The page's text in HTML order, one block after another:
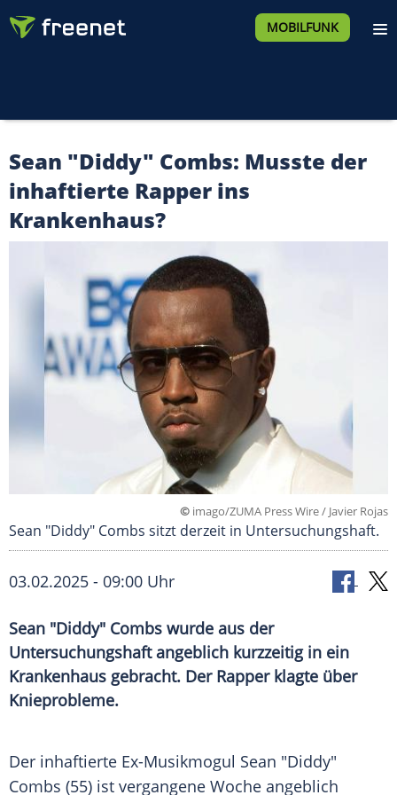
MOBILFUNK
Sean "Diddy" Combs: Musste der
inhaftierte Rapper ins
Krankenhaus?
© imago/ZUMA Press Wire / Javier Rojas
Sean "Diddy" Combs sitzt derzeit in Untersuchungshaft.
03.02.2025 - 09:00 Uhr
Sean "Diddy" Combs wurde aus der
Untersuchungshaft angeblich kurzzeitig in ein
Krankenhaus gebracht. Der Rapper klagte über
Knieprobleme.
Der inhaftierte Ex-Musikmogul Sean "Diddy"
Combs (55) ist vergangene Woche angeblich